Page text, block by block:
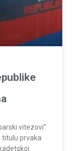
vitezovi”
titulu prvaka